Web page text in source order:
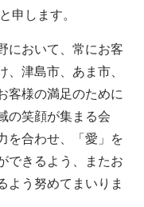
申します。
において、常にお客
、津島市、あま市、
客様の満足のために
の笑顔が集まる会
を合わせ、「愛」を
できるよう、またお
よう努めてまいりま